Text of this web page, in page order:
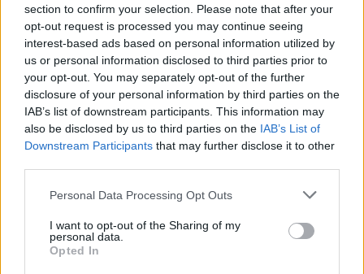
section to confirm your selection. Please note that after your
opt-out request is processed you may continue seeing
interest-based ads based on personal information utilized by
us or personal information disclosed to third parties prior to
your opt-out. You may separately opt-out of the further
disclosure of your personal information by third parties on the
IAB’s list of downstream participants. This information may
also be disclosed by us to third parties on the IAB’s List of
Downstream Participants that may further disclose it to other
Personal Data Processing Opt Outs
I want to opt-out of the Sharing of my
personal data.
Opted In
collaborazione visiva. La nuova app Freeform è disponibile da oggi
come parte delle versioni più recenti di iOS, iPadOS e macOS.
Freeform aiuta le persone a organizzare e disporre …